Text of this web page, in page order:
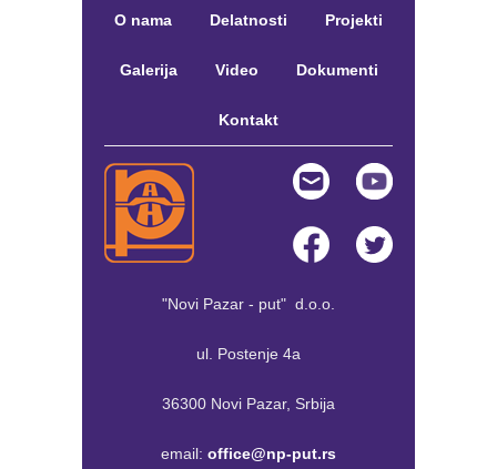
O nama Delatnosti Projekti
Galerija Video Dokumenti
Kontakt
"Novi Pazar - put" d.o.o.
ul. Postenje 4a
36300 Novi Pazar, Srbija
email: office@np-put.rs